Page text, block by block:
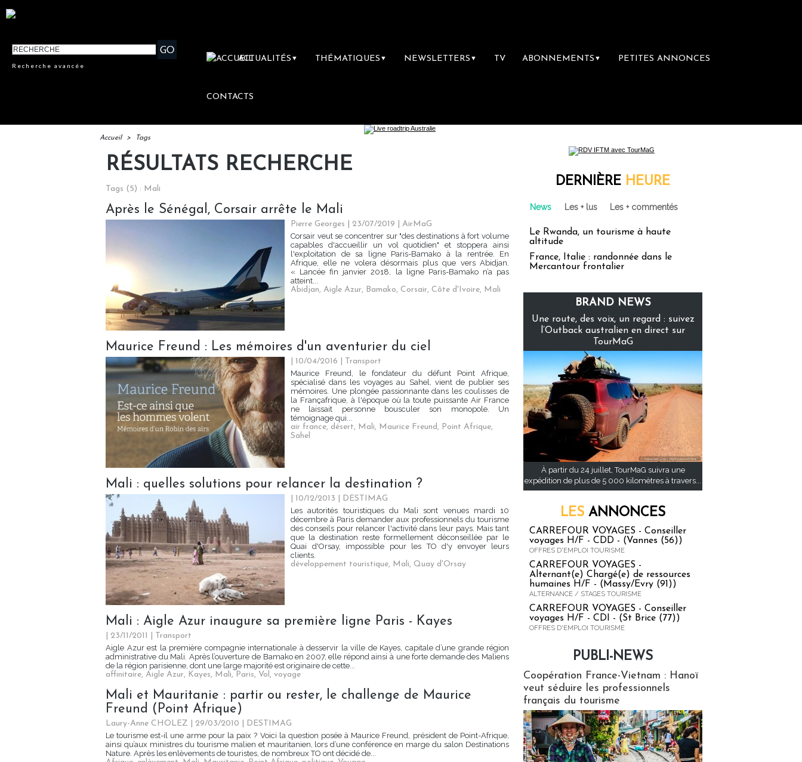
Recherche avancée
ACTUALITÉS ▼ THÉMATIQUES ▼ NEWSLETTERS ▼ TV ABONNEMENTS ▼ PETITES ANNONCES
CONTACTS
Accueil > Tags
RÉSULTATS RECHERCHE
Tags (5) : Mali
Après le Sénégal, Corsair arrête le Mali
Pierre Georges | 23/07/2019
AirMaG
Corsair veut se concentrer sur "des destinations à fort volume
capables d'accueillir un vol quotidien" et stoppera ainsi
l'exploitation de sa ligne Paris-Bamako à la rentrée. En
Afrique, elle ne volera désormais plus que vers Abidjan.
« Lancée fin janvier 2018, la ligne Paris-Bamako n’a pas
atteint...
Abidjan, Aigle Azur, Bamako, Corsair, Côte d'Ivoire, Mali
Maurice Freund : Les mémoires d'un aventurier du ciel
| 10/04/2016
Transport
Maurice Freund, le fondateur du défunt Point Afrique,
spécialisé dans les voyages au Sahel, vient de publier ses
mémoires. Une plongée passionnante dans les coulisses de
la Françafrique, à l'époque où la toute puissante Air France
ne laissait personne bousculer son monopole. Un
témoignage qui...
air france, désert, Mali, Maurice Freund, Point Afrique,
Sahel
Mali : quelles solutions pour relancer la destination ?
| 10/12/2013
DESTIMAG
Les autorités touristiques du Mali sont venues mardi 10
décembre à Paris demander aux professionnels du tourisme
des conseils pour relancer l'activité dans leur pays. Mais tant
que la destination reste formellement déconseillée par le
Quai d'Orsay, impossible pour les TO d'y envoyer leurs
clients.
développement touristique, Mali, Quay d'Orsay
Mali : Aigle Azur inaugure sa première ligne Paris - Kayes
| 23/11/2011
Transport
Aigle Azur est la première compagnie internationale à desservir la ville de Kayes, capitale d’une grande région
administrative du Mali. Après l’ouverture de Bamako en 2007, elle répond ainsi à une forte demande des Maliens
de la région parisienne, dont une large majorité est originaire de cette...
affinitaire, Aigle Azur, Kayes, Mali, Paris, Vol, voyage
Mali et Mauritanie : partir ou rester, le challenge de Maurice
Freund (Point Afrique)
Laury-Anne CHOLEZ | 29/03/2010
DESTIMAG
Le tourisme est-il une arme pour la paix ? Voici la question posée à Maurice Freund, président de Point-Afrique,
ainsi qu’aux ministres du tourisme malien et mauritanien, lors d’une conférence en marge du salon Destinations
Nature. Après les enlèvements de touristes, de nombreux TO ont décidé de...
DERNIÈRE HEURE
News Les + lus Les + commentés
Le Rwanda, un tourisme à haute
altitude
France, Italie : randonnée dans le
Mercantour frontalier
BRAND NEWS
Une route, des voix, un regard : suivez
l’Outback australien en direct sur
TourMaG
À partir du 24 juillet, TourMaG suivra une
expédition de plus de 5 000 kilomètres à travers...
LES ANNONCES
CARREFOUR VOYAGES - Conseiller
voyages H/F - CDD - (Vannes (56))
OFFRES D'EMPLOI TOURISME
CARREFOUR VOYAGES -
Alternant(e) Chargé(e) de ressources
humaines H/F - (Massy/Evry (91))
ALTERNANCE / STAGES TOURISME
CARREFOUR VOYAGES - Conseiller
voyages H/F - CDI - (St Brice (77))
OFFRES D'EMPLOI TOURISME
PUBLI-NEWS
Coopération France-Vietnam : Hanoï
veut séduire les professionnels
français du tourisme